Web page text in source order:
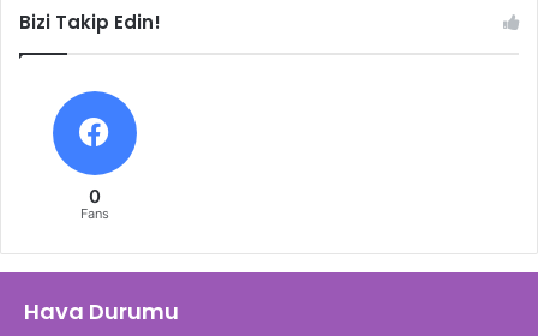
Bizi Takip Edin!
0
Fans
Hava Durumu